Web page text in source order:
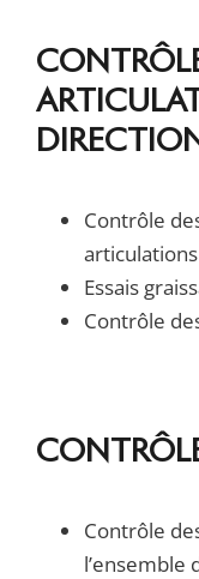
Contrôle
Essais
Contrôle
Contrôle
l’ensemble